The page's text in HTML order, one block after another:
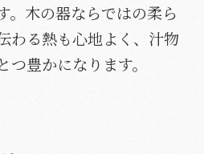
。木の器ならではの柔ら
わる熱も心地よく、汁物
豊かになります。